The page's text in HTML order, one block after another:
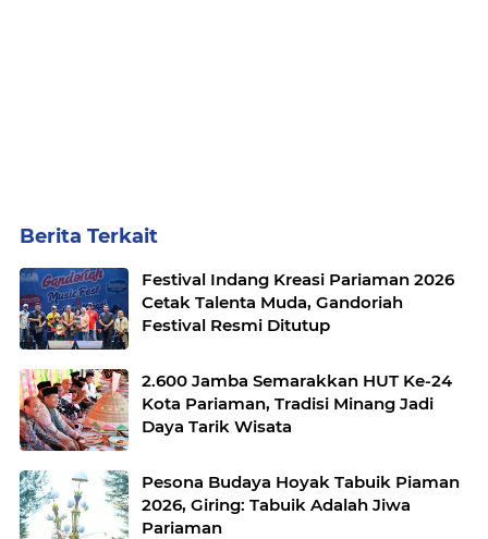
Berita Terkait
Festival Indang Kreasi Pariaman 2026
Cetak Talenta Muda, Gandoriah
Festival Resmi Ditutup
2.600 Jamba Semarakkan HUT Ke-24
Kota Pariaman, Tradisi Minang Jadi
Daya Tarik Wisata
Pesona Budaya Hoyak Tabuik Piaman
2026, Giring: Tabuik Adalah Jiwa
Pariaman